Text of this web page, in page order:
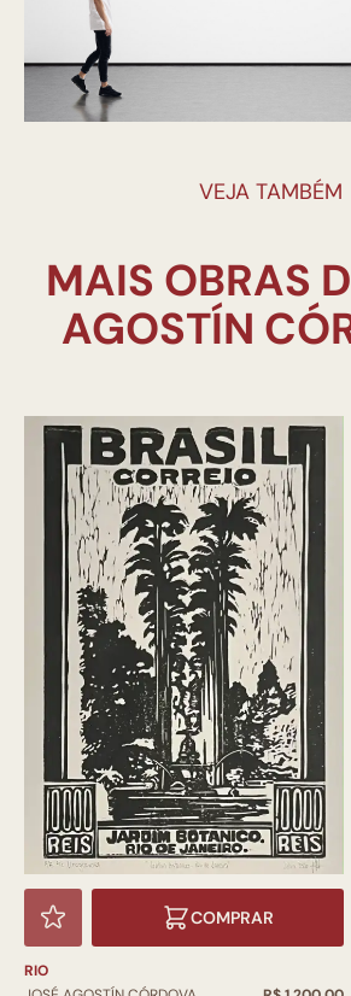
VEJA TAMBÉM
MAIS OBRAS
COMPRAR
RIO